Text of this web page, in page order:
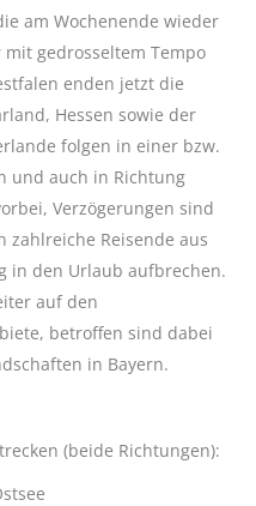
am Wochenende wieder
gedrosseltem Tempo
enden jetzt die
Hessen sowie der
folgen in einer bzw.
und auch in Richtung
Verzögerungen sind
zahlreiche Reisende aus
in den Urlaub aufbrechen.
auf den
betroffen sind dabei
in Bayern.
(beide Richtungen):